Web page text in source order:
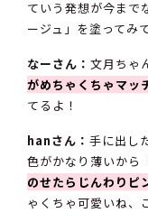
ていう発想が今ま
ージュ」を塗ってみ
なーさん：文月ちゃ
がめちゃくちゃマッ
てるよ！
hanさん：手に出し
色がかなり薄いから
のせたらじんわりピ
ゃくちゃ可愛いね、